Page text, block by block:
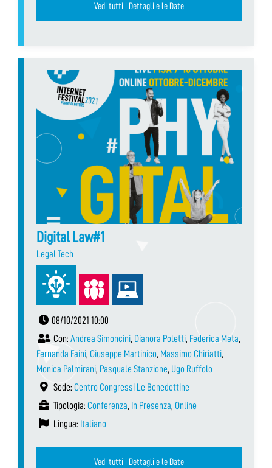
Vedi tutti i Dettagli e le Date
Digital Law#1
Legal Tech
08/10/2021 10:00
Con: Andrea Simoncini, Dianora Poletti, Federica Meta,
Fernanda Faini, Giuseppe Martinico, Massimo Chiriatti,
Monica Palmirani, Pasquale Stanzione, Ugo Ruffolo
Sede: Centro Congressi Le Benedettine
Tipologia: Conferenza, In Presenza, Online
Lingua: Italiano
Vedi tutti i Dettagli e le Date